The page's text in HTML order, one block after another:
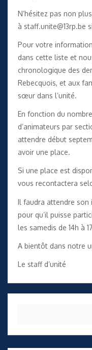
N’hésitez pas non
à staff.unite@13rp.be
Pour votre
dans cette liste et
chronologique des
Rebecquois, et aux
sœur dans l’unité.
En fonction du
d’animateurs par
attendre début
avoir une place.
Si une place est
vous recontactera
Il faudra attendre
pour qu’il puisse
les samedis de 14h à
A bientôt dans notre
Le staff d’unité